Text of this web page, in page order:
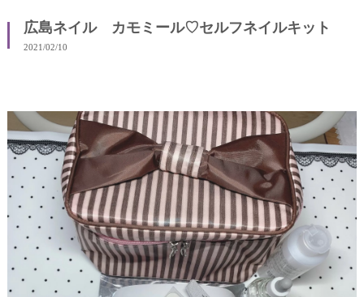
広島ネイル カモミール♡セルフネイルキット
2021/02/10